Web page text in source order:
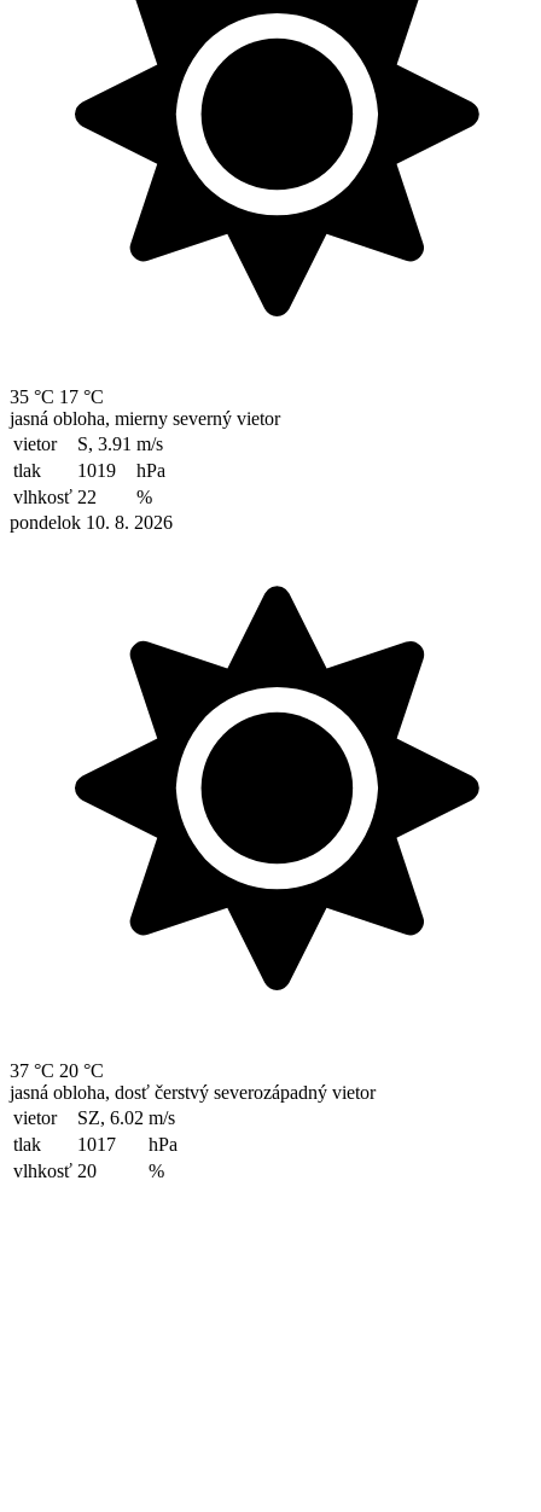
35 °C 17 °C
jasná obloha, mierny severný vietor
vietor
S, 3.91 m/s
tlak
1019
hPa
vlhkosť 22
%
pondelok 10. 8. 2026
37 °C 20 °C
jasná obloha, dosť čerstvý severozápadný vietor
vietor
SZ, 6.02 m/s
tlak
1017
hPa
vlhkosť 20 %